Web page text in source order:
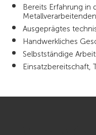
Bereits Erfahrung
Ausgeprägtes
Handwerkliches
Selbstständige
Einsatzbereitschaft,